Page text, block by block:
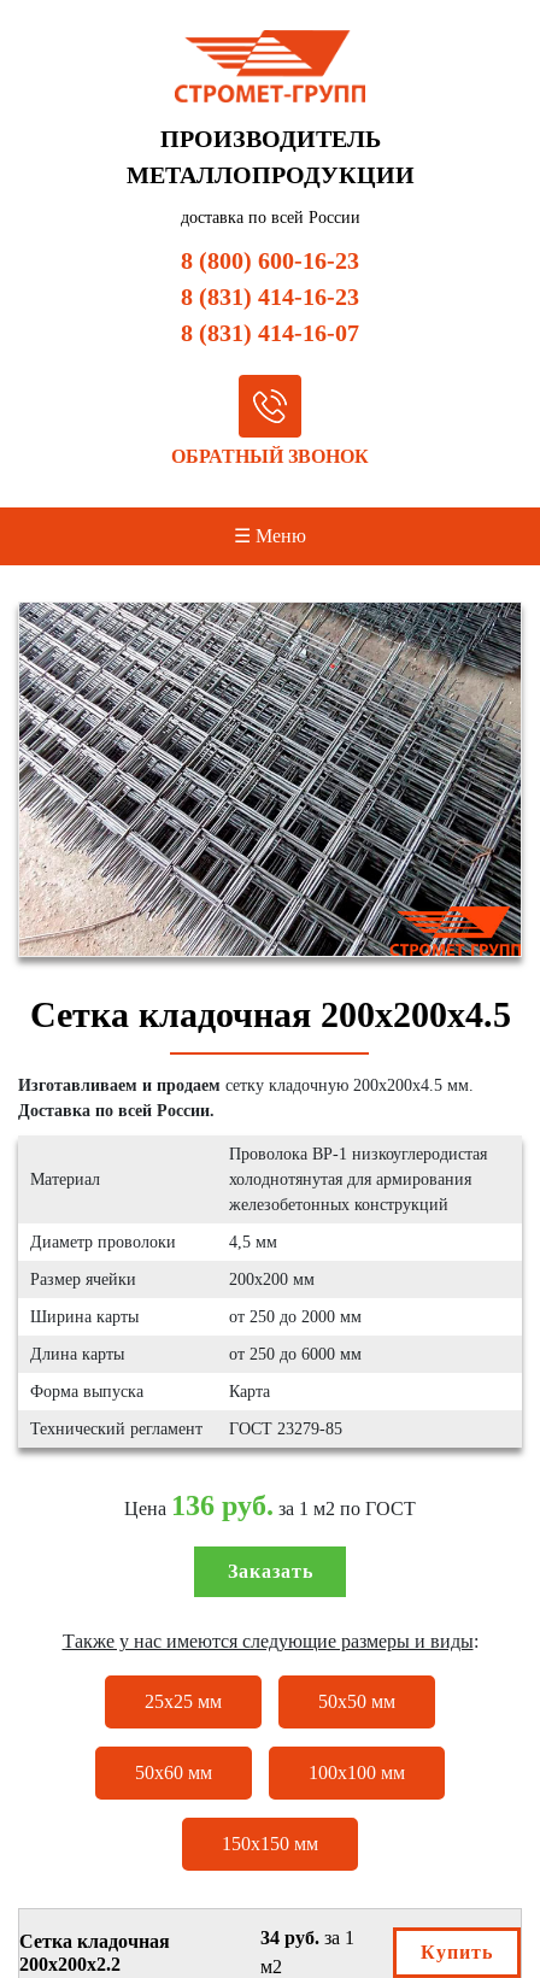
ПРОИЗВОДИТЕЛЬ
МЕТАЛЛОПРОДУКЦИИ
доставка по всей России
8 (800) 600-16-23
8 (831) 414-16-23
8 (831) 414-16-07
ОБРАТНЫЙ ЗВОНОК
☰ Меню
Сетка кладочная 200х200х4.5
Изготавливаем и продаем сетку кладочную 200х200х4.5 мм.
Доставка по всей России.
Материал
Проволока ВР-1 низкоуглеродистая
холоднотянутая для армирования
железобетонных конструкций
Диаметр проволоки 4,5 мм
Размер ячейки 200х200 мм
Ширина карты от 250 до 2000 мм
Длина карты от 250 до 6000 мм
Форма выпуска Карта
Технический регламент ГОСТ 23279-85
Цена 136 руб. за 1 м2 по ГОСТ
Заказать
Также у нас имеются следующие размеры и виды:
25х25 мм 50х50 мм
50х60 мм 100х100 мм
150х150 мм
Сетка кладочная
200х200х2.2
34 руб. за 1
м2
Купить